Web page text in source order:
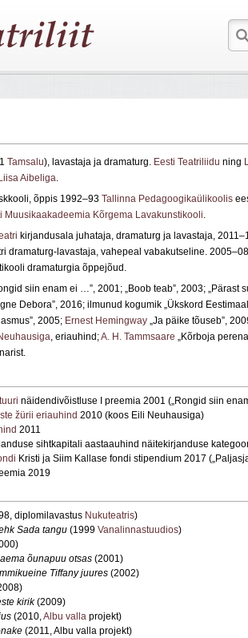
Tamsalu), lavastaja ja dramaturg. Eesti Teatriliidu ning
Liisa Aibeliga.
õppis 1992­–93 Tallinna Pedagoogikaülikoolis
Muusikaakadeemia Kõrgema Lavakunstikooli.
kirjandusala juhataja, dramaturg ja lavastaja,
dramaturg-lavastaja, vahepeal vabakutseline.
dramaturgia õppejõud.
siin enam ei …”, 2001; „Boob teab”, 2003; „Pärast
Debora”, 2016; ilmunud kogumik „Ükskord
2005; Ernest Hemingway „Ja päike tõuseb”,
, eriauhind;A. H. Tammsaare „Kõrboja
näidendivõistluse I preemia 2001 („Rongid siin
žürii eriauhind 2010 (koos Eili Neuhausiga)
2011
sihtkapitali aastaauhind näitekirjanduse
Kristi ja Siim Kallase fondi stipendium 2017
2019
diplomilavastus Nukuteatris)
Sada tangu (1999 Vanalinnastuudios)
õunapuu otsas (2001)
Tiffany juures (2002)
kirik(2009)
(2010,Albu valla projekt)
(2011, Albu valla projekt)